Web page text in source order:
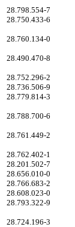
28.798.554-7
28.750.433-6
28.760.134-0
28.490.470-8
28.752.296-2
28.736.506-9
28.779.814-3
28.788.700-6
28.761.449-2
28.762.402-1
28.201.502-7
28.656.010-0
28.766.683-2
28.608.023-0
28.793.322-9
28.724.196-3